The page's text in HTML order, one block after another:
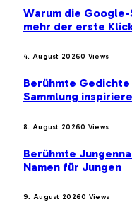
Warum die
mehr der erste
4. August 20260 Views
Berühmte
Sammlung
8. August 20260 Views
Berühmte
Namen für Jungen
9. August 20260 Views